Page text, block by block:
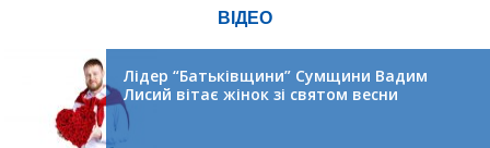
ВІДЕО
Лідер “Батьківщини” Сумщини Вадим
Лисий вітає жінок зі святом весни